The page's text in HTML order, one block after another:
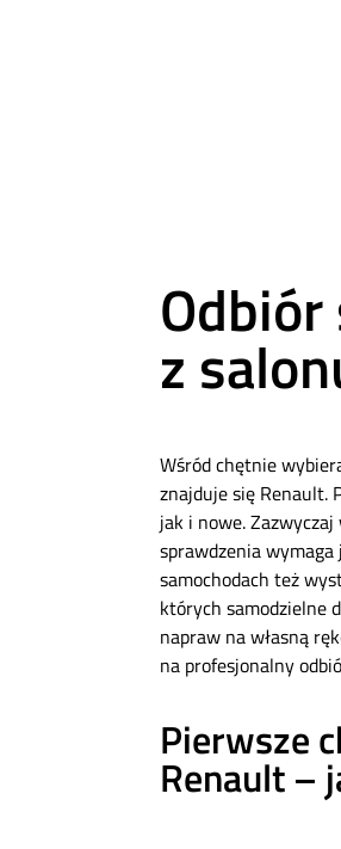
z
Wśród chętnie
znajduje się Renault.
jak i nowe.
sprawdzenia
samochodach też
których samodzielne
napraw na własną
na profesjonalny
Pierwsze
Renault –